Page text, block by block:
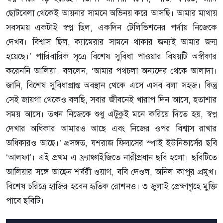
ছোটবেলা থেকেই আয়নার সামনে অভিনয় করে আসছি। আমার মাথায়
সবসময় একটাই স্বপ্ন ছিল, একদিন টেলিভিশনের পর্দায় নিজেকে
দেখব। বিশ্বাস ছিল, ক্যামেরার সামনে থাকার জন্যই আমার জন্ম
হয়েছে।’ পারিবারিক সূত্রে বিশেষ সুবিধা পাওয়ার বিষয়টি অস্বীকার
করেননি আলিয়া। বললেন, ‘আমার পথচলা অন্যদের থেকে আলাদা।
জানি, বিশেষ সুবিধাপ্রাপ্ত অবস্থান থেকে এসে এসব বলা সহজ। কিন্তু
সেই জায়গা থেকেও বলছি, সবার জীবনেই খারাপ দিন আসে, হতাশার
সময় আসে। তখন নিজেকে শুধু এটুকুই মনে করিয়ে দিতে হয়, স্বপ্ন
দেখার অধিকার আমারও আছে এবং নিজের ওপর বিশ্বাস রাখার
অধিকারও আছে।’ প্রসঙ্গত, যশরাজ ফিল্মসের স্পাই ইউনিভার্সের ছবি
‘আলফা’। এই প্রথম এ ফ্র্যাঞ্চাইজিতে নারীপ্রধান ছবি হলো। ছবিটিতে
আলিয়ার সঙ্গে আছেন শর্বরী ওয়াগ, ববি দেওল, অনিল কাপুর প্রমুখ।
বিশেষ চরিত্রে হাজির হবেন হৃতিক রোশনও। ৩ জুলাই প্রেক্ষাগৃহে মুক্তি
পাবে ছবিটি।